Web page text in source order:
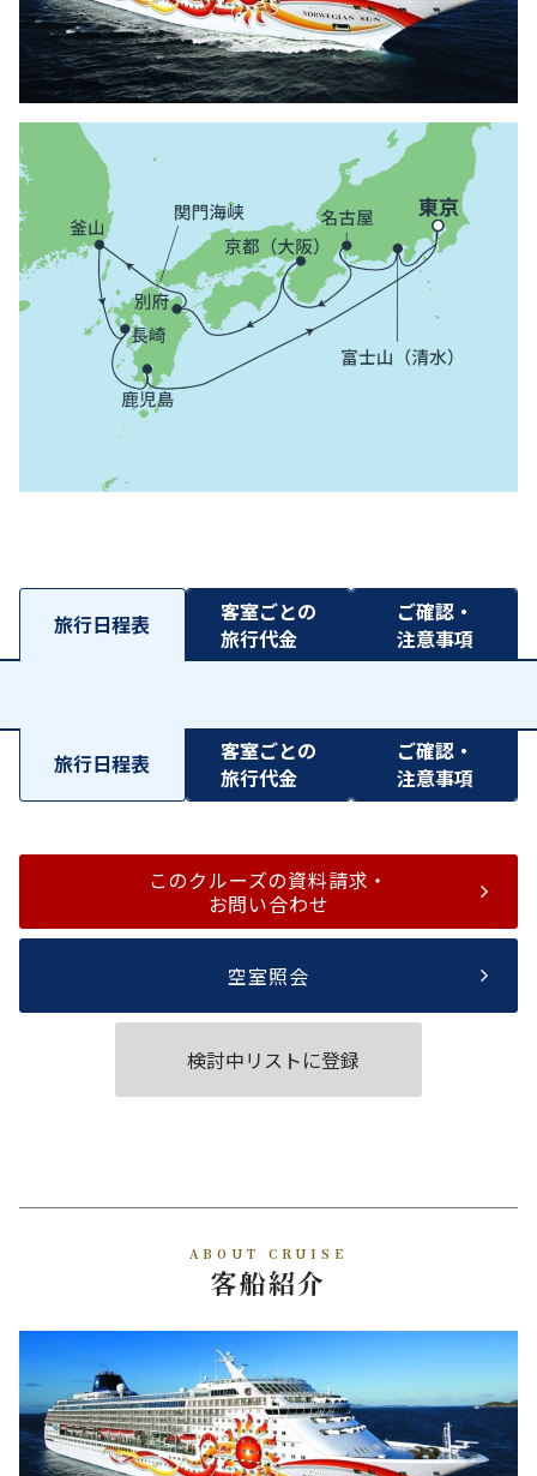
旅行日程表
客室ごとの
旅行代金
ご確認・
注意事項
旅行日程表
客室ごとの
旅行代金
ご確認・
注意事項
このクルーズの資料請求・
お問い合わせ
空室照会
検討中リストに登録
ABOUT CRUISE
客船紹介